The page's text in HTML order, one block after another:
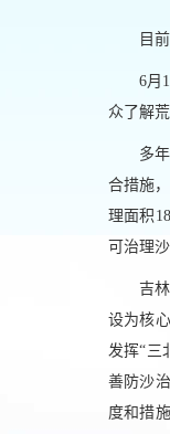
目
6月
众了解
多
合措施
理面积
可治理
吉
设为核
发挥“三
善防沙
度和措